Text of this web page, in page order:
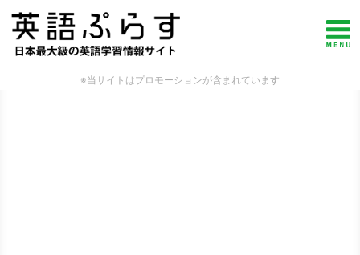
※当サイトはプロモーションが含まれています